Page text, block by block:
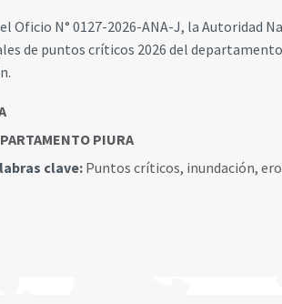
Oficio N° 0127-2026-ANA-J, la Autoridad
de puntos críticos 2026 del
PIURA
clave:Puntos críticos, inundación,